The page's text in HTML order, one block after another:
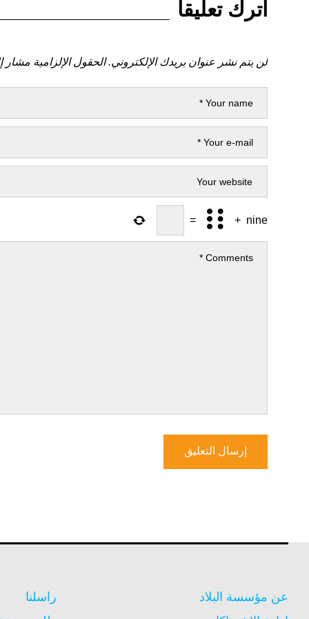
اترك تعليقاً
لن يتم نشر عنوان بريدك الإلكتروني. الحقول الإلزامية مشار
nine
+
=
عن مؤسسة البلاد
راسلنا